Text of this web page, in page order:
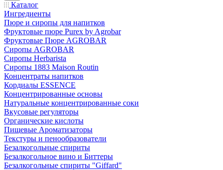
Каталог
Ингредиенты
Пюре и сиропы для напитков
Фруктовые пюре Purex by Agrobar
Фруктовые Пюре AGROBAR
Сиропы AGROBAR
Сиропы Herbarista
Сиропы 1883 Maison Routin
Концентраты напитков
Кордиалы ESSENCE
Концентрированные основы
Натуральные концентрированные соки
Вкусовые регуляторы
Органические кислоты
Пищевые Ароматизаторы
Текстуры и пенообразователи
Безалкогольные спириты
Безалкогольное вино и Биттеры
Безалкогольные спириты "Giffard"